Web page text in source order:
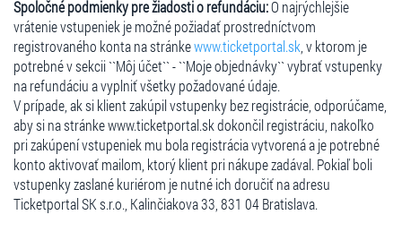
Spoločné podmienky pre žiadosti o refundáciu:O najrýchlejšie
vrátenie vstupeniek je možné požiadať prostredníctvom
registrovaného konta na stránkewww.ticketportal.sk , v ktorom je
potrebné v sekcii ``Môj účet`` - ``Moje objednávky`` vybrať vstupenky
na refundáciu a vyplniť všetky požadované údaje.
V prípade, ak si klient zakúpil vstupenky bez registrácie, odporúčame,
aby si na stránke www.ticketportal.sk dokončil registráciu, nakoľko
pri zakúpení vstupeniek mu bola registrácia vytvorená a je potrebné
konto aktivovať mailom, ktorý klient pri nákupe zadával. Pokiaľ boli
vstupenky zaslané kuriérom je nutné ich doručiť na adresu
Ticketportal SK s.r.o., Kalinčiakova 33, 831 04 Bratislava.